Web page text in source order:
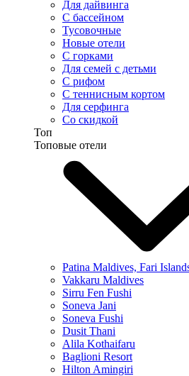
Для дайвинга
С бассейном
Тусовочные
Новые отели
С горками
Для семей с детьми
С рифом
С теннисным кортом
Для серфинга
Со скидкой
Топ
Топовые отели
Patina Maldives, Fari
Vakkaru Maldives
Sirru Fen Fushi
Soneva Jani
Soneva Fushi
Dusit Thani
Alila Kothaifaru
Baglioni Resort
Hilton Amingiri